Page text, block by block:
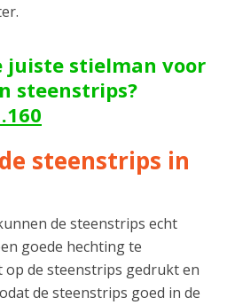
juiste stielman voor
steenstrips?
steenstrips in
de steenstrips echt
goede hechting te
de steenstrips gedrukt en
de steenstrips goed in de